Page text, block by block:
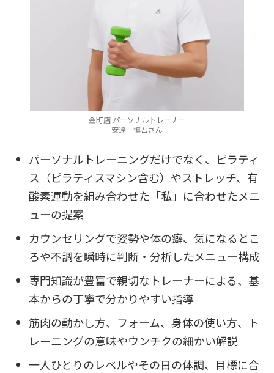
金町店 パーソナルトレーナー
安達 慎吾さん
パーソナルトレーニングだけでなく、ピラティ
ス（ピラティスマシン含む）やストレッチ、有
酸素運動を組み合わせた「私」に合わせたメニ
ューの提案
カウンセリングで姿勢や体の癖、気になるとこ
ろや不調を瞬時に判断・分析したメニュー構成
専門知識が豊富で親切なトレーナーによる、基
本からの丁寧で分かりやすい指導
筋肉の動かし方、フォーム、身体の使い方、ト
レーニングの意味やウンチクの細かい解説
一人ひとりのレベルやその日の体調、目標に合